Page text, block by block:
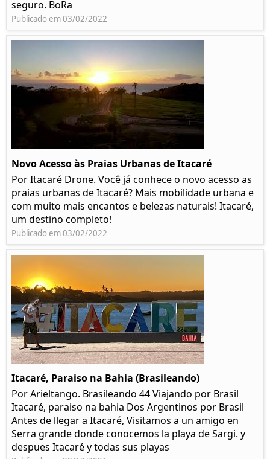
seguro. BoRa
Publicado em 03/02/2022
Novo Acesso às Praias Urbanas de Itacaré
Por Itacaré Drone. Você já conhece o novo acesso as
praias urbanas de Itacaré? Mais mobilidade urbana e
com muito mais encantos e belezas naturais! Itacaré,
um destino completo!
Publicado em 03/02/2022
Itacaré, Paraiso na Bahia (Brasileando)
Por Arieltango. Brasileando 44 Viajando por Brasil
Itacaré, paraiso na bahia Dos Argentinos por Brasil
Antes de llegar a Itacaré, Visitamos a un amigo en
Serra grande donde conocemos la playa de Sargi. y
despues Itacaré y todas sus playas